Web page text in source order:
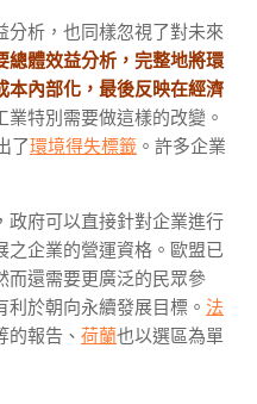
分析，也同樣忽視了對未來
總體效益分析，完整地將環
本內部化，最後反映在經濟
業特別需要做這樣的改變。
了環境得失標籤 。許多企業
政府可以直接針對企業進行
之企業的營運資格。歐盟已
而還需要更廣泛的民眾參
於朝向永續發展目標。 法
的報告、 荷蘭也以選區為單